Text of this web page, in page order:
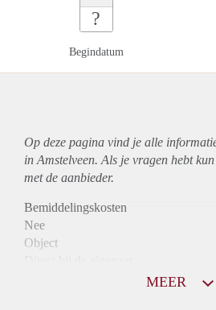
?
Begindatum
Op deze pagina vind je alle
in Amstelveen. Als je vragen hebt
met de aanbieder.
Bemiddelingskosten
Nee
Object
MEER